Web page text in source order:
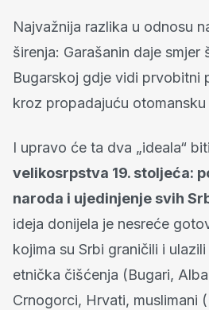
Najvažnija razlika u odnosu
širenja: Garašanin daje smjer
Bugarskoj gdje vidi prvobitni
kroz propadajuću otomansku
I upravo će ta dva „ideala“ biti
velikosrpstva 19. stoljeća:
naroda i ujedinjenje svih
ideja donijela je nesreće
kojima su Srbi graničili i
etnička čišćenja (Bugari,
Crnogorci, Hrvati, muslimani